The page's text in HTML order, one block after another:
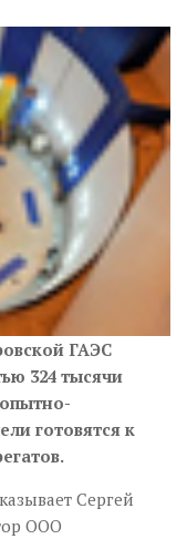
ГАЭС
324 тысячи
готовятся к
Сергей
ООО